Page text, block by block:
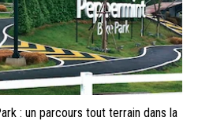
: un parcours tout terrain dans la